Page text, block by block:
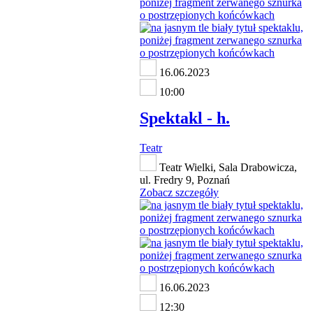
16.06.2023
10:00
Spektakl - h.
Teatr
Teatr Wielki, Sala Drabowicza,
ul. Fredry 9, Poznań
Zobacz szczegóły
16.06.2023
12:30